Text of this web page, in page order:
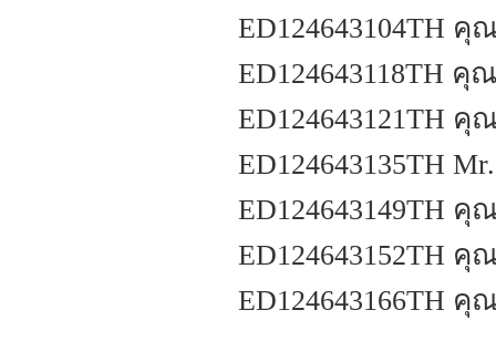
ED124643104TH
ED124643118TH
ED124643121TH
ED124643135TH
ED124643149TH
ED124643152TH
ED124643166TH